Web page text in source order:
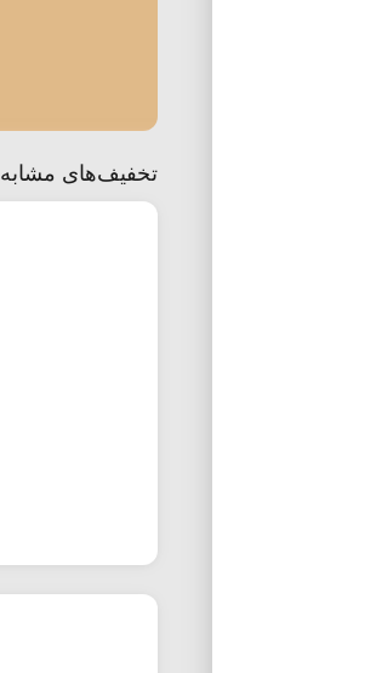
تخفیف‌های مشابه